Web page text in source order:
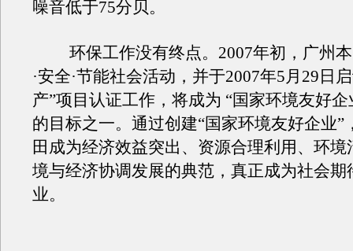
噪音低于75分贝。
环保工作没有终点。2007年初，广州本
·安全·节能社会活动，并于2007年5月29日
产”项目认证工作，将成为 “国家环境友好企
的目标之一。通过创建“国家环境友好企业”
田成为经济效益突出、资源合理利用、环境
境与经济协调发展的典范，真正成为社会期
业。